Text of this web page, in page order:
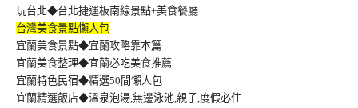
玩台北◆台北捷運板南線景點+美食餐廳
台灣美食景點懶人包
宜蘭美食景點◆宜蘭攻略靠本篇
宜蘭美食整理◆宜蘭必吃美食推薦
宜蘭特色民宿◆精選50間懶人包
宜蘭精選飯店◆溫泉泡湯,無邊泳池,親子,度假必住